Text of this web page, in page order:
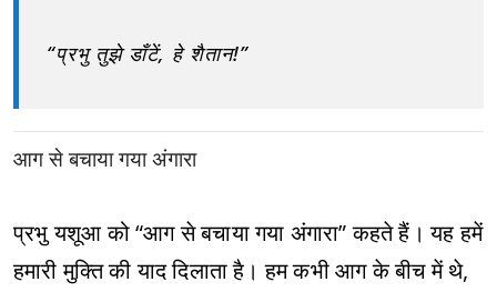
“प्रभु तुझे डाँटें, हे शैतान!”
आग से बचाया गया अंगारा
प्रभु यशूआ को “आग से बचाया गया अंगारा” कहते हैं। यह हमें
हमारी मुक्ति की याद दिलाता है। हम कभी आग के बीच में थे,